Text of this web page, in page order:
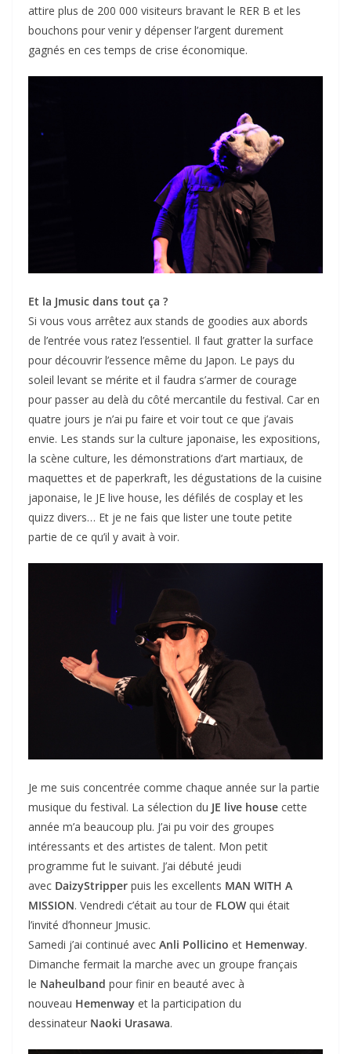
attire plus de 200 000 visiteurs bravant le RER B et les
bouchons pour venir y dépenser l’argent durement
gagnés en ces temps de crise économique.
Et la Jmusic dans tout ça ?
Si vous vous arrêtez aux stands de goodies aux abords
de l’entrée vous ratez l’essentiel. Il faut gratter la surface
pour découvrir l’essence même du Japon. Le pays du
soleil levant se mérite et il faudra s’armer de courage
pour passer au delà du côté mercantile du festival. Car en
quatre jours je n’ai pu faire et voir tout ce que j’avais
envie. Les stands sur la culture japonaise, les expositions,
la scène culture, les démonstrations d’art martiaux, de
maquettes et de paperkraft, les dégustations de la cuisine
japonaise, le JE live house, les défilés de cosplay et les
quizz divers… Et je ne fais que lister une toute petite
partie de ce qu’il y avait à voir.
Je me suis concentrée comme chaque année sur la partie
musique du festival. La sélection du JE live house cette
année m’a beaucoup plu. J’ai pu voir des groupes
intéressants et des artistes de talent. Mon petit
programme fut le suivant. J’ai débuté jeudi
avec DaizyStripper puis les excellents MAN WITH A
MISSION. Vendredi c’était au tour de FLOW qui était
l’invité d’honneur Jmusic.
Samedi j’ai continué avec Anli Pollicino et Hemenway.
Dimanche fermait la marche avec un groupe français
le Naheulband pour finir en beauté avec à
nouveau Hemenway et la participation du
dessinateur Naoki Urasawa.